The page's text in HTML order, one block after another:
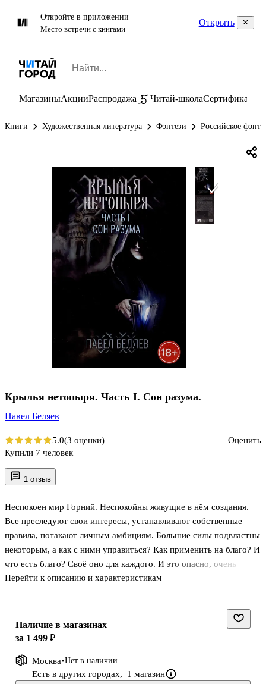
Откройте в приложении
Место встречи с книгами
Открыть
МагазиныАкцииРаспродажа Читай-школаСертификаты
Книги Художественная литература Фэнтези Российское
1 отзыв
Неспокоен мир Горний. Неспокойны живущие в нём создания.
Все преследуют свои интересы, устанавливают собственные
правила, потакают личным амбициям. Большие силы подвластны
некоторым, а как с ними управиться? Как применить на благо? И
что есть благо? Своё оно для каждого. И это опасно, очень
опасно.
что-то не так с этим человеком, что-то явно не в порядке. Не
ведёт он себя так, как полагается обречённому на пытки и
хозяин положения. Кто же он, этот Азарь? Без титулов, прозвищ,
второго имени по отцу, просто Азарь, а
Перейти к описанию и характеристикам
Крылья нетопыря. Часть I. Сон разума.
Павел Беляев
5.0(3 оценки)
Оценить
Купили 7 человек
Наличие в магазинах
за 1 499 ₽
Москва Нет в наличии
Есть в других городах, 1 магазин